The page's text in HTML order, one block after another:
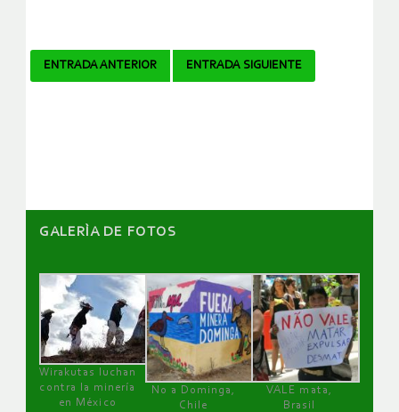
Navegador
ENTRADA ANTERIOR ENTRADA SIGUIENTE
GALERÌA DE FOTOS
Wirakutas luchan
contra la minería
en México
No a Dominga,
Chile
VALE mata,
Brasil